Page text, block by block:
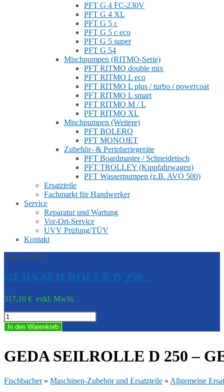
PFT G 4 FC-230V
PFT G 4 XL
PFT G 5 c
PFT G 5 c eco
PFT G 5 super
PFT G 54
Mischpumpen (RITMO-Serie)
PFT RITMO double mix
PFT RITMO L eco
PFT RITMO L plus / turbo / powercoat
PFT RITMO L smart
PFT RITMO M / L
PFT RITMO XL
Mischpumpen (Weitere)
PFT BOLERO
PFT MONOJET
Zubehör- & Peripheriegeräte
PFT Boardmaster / Schneidetisch
PFT TROLLEY (Kippfahrwagen)
PFT Wasserpumpen (z.B. AVO 500)
Ersatzteile
Fachmarkt für Handwerker
Service
Reparatur und Wartung
Vor-Ort-Service
UVV Prüfung/TÜV
Kontakt
Ausgewählt:
GEDA SEILROLLE D 250…
317,10 € exkl. MwSt.
GEDA
SEILROLLE
D
-
GED
Menge
In den Warenkorb
GEDA SEILROLLE D 250 –
Fischbacher» Maschinen-Zubehör und Ersatzteile » Allgemeine